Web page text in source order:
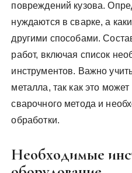
повреждений кузова.
нуждаются в сварке, а
другими способами.
работ, включая список
инструментов. Важно
металла, так как это
сварочного метода и
обработки.
Необходимые